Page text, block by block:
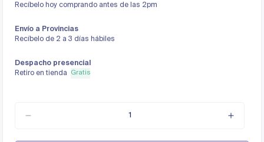
Recíbelo hoy comprando antes de las 2pm
Envío a Provincias
Recíbelo de 2 a 3 días hábiles
Despacho presencial
Retiro en tienda
Gratis